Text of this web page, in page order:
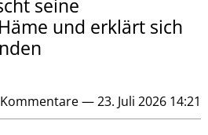
seine
und erklärt sich
Kommentare — 23. Juli 2026 14:21